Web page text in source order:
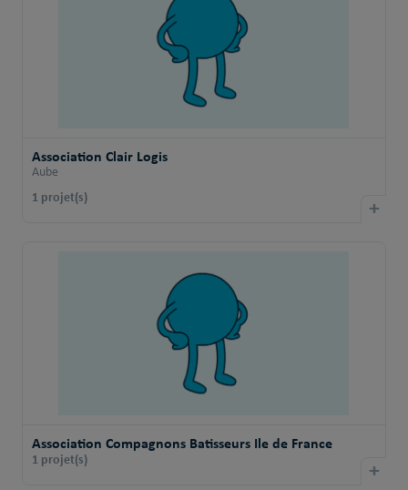
Association Clair Logis
Aube
1 projet(s) +
Association Compagnons Batisseurs Ile de France
1 projet(s) +